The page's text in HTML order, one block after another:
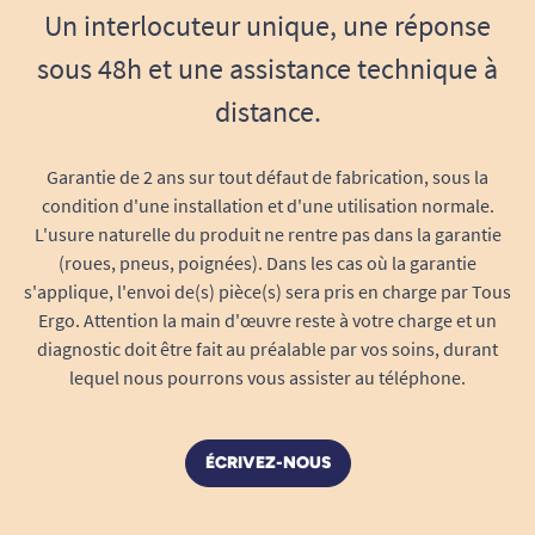
main. Un vrai plus lors de chaque sortie.
Facilité d'utilisation et accessibilité
au quotidien de chaque utilisateur :
Ouverture orientée vers l'intérieur :
L’ouverture du couvercle se fait côté
déambulateur, garantissant un accès
rapide et sécurisé à vos affaires — vous
n’avez pas besoin de quitter les poignées ni
de descendre du déambulateur pour y
Fixation rapide: L’attache spécifique
assure stabilité et sécurité en toutes
Un interlocuteur unique, une réponse
sous 48h et une assistance technique à
distance.
Garantie de 2 ans sur tout défaut de fabrication, sous la
condition d'une installation et d'une utilisation normale.
L'usure naturelle du produit ne rentre pas dans la garantie
(roues, pneus, poignées). Dans les cas où la garantie
s'applique, l'envoi de(s) pièce(s) sera pris en charge par Tous
Ergo. Attention la main d'œuvre reste à votre charge et un
diagnostic doit être fait au préalable par vos soins, durant
lequel nous pourrons vous assister au téléphone.
ÉCRIVEZ-NOUS